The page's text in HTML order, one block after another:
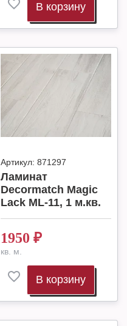
В корзину
Артикул: 871297
Ламинат
Decormatch Magic
Lack ML-11, 1 м.кв.
1950 ₽
кв. м.
В корзину